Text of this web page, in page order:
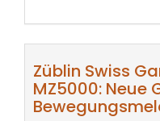
Züblin Swiss
MZ5000: Neue